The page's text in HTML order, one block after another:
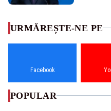
URMĂREȘTE-NE PE
Facebook
POPULAR